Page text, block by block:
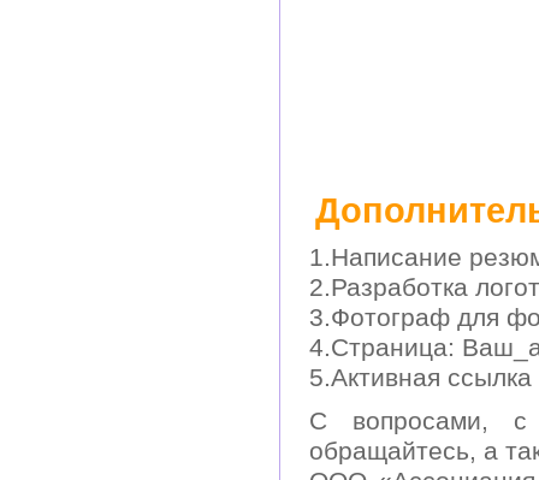
1.Написание
2.Разработка
3.Фотограф для
4.Cтраница:
5.Активная
С вопросами, с
обращайтесь, а